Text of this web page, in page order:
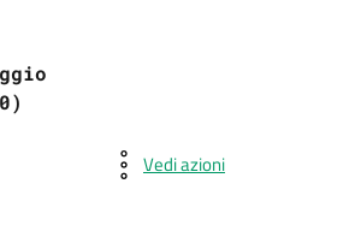
Vedi azioni